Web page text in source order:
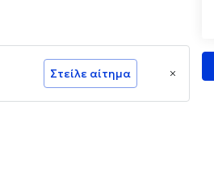
Στείλε αίτημα